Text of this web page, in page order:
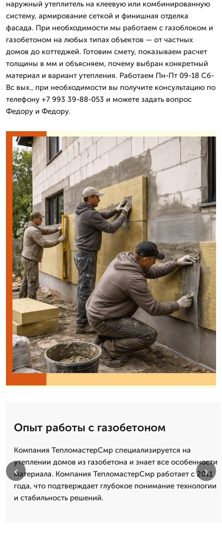
наружный утеплитель на клеевую или комбинированную
систему, армирование сеткой и финишная отделка
фасада. При необходимости мы работаем с газоблоком и
газобетоном на любых типах объектов — от частных
домов до коттеджей. Готовим смету, показываем расчет
толщины в мм и объясняем, почему выбран конкретный
материал и вариант утепления. Работаем Пн-Пт 09-18 Сб-
Вс вых., при необходимости вы получите консультацию по
телефону +7 993 39-88-053 и можете задать вопрос
Федору и Федору.
Опыт работы с газобетоном
Компания ТепломастерСмр специализируется на
утеплении домов из газобетона и знает все особенности
материала. Компания ТепломастерСмр работает с 2011
года, что подтверждает глубокое понимание технологии
и стабильность решений.
‹ ›